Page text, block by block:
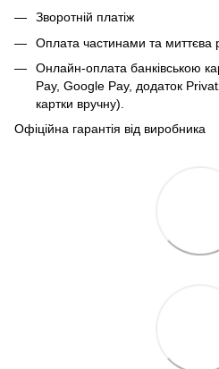
Зворотній платіж
Оплата частинами та миттєва
Онлайн-оплата банківською
Pay, Google Pay, додаток
картки вручну).
Офіційна гарантія від виробника